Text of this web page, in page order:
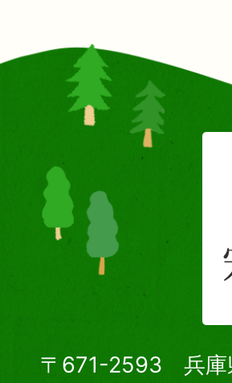
〒671-2593 兵庫